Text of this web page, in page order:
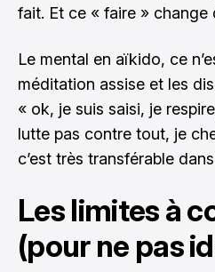
fait. Et ce « faire » change
Le mental en aïkido, ce
méditation assise et les
« ok, je suis saisi, je
lutte pas contre tout, je
c’est très transférable
Les limites à
(pour ne pas